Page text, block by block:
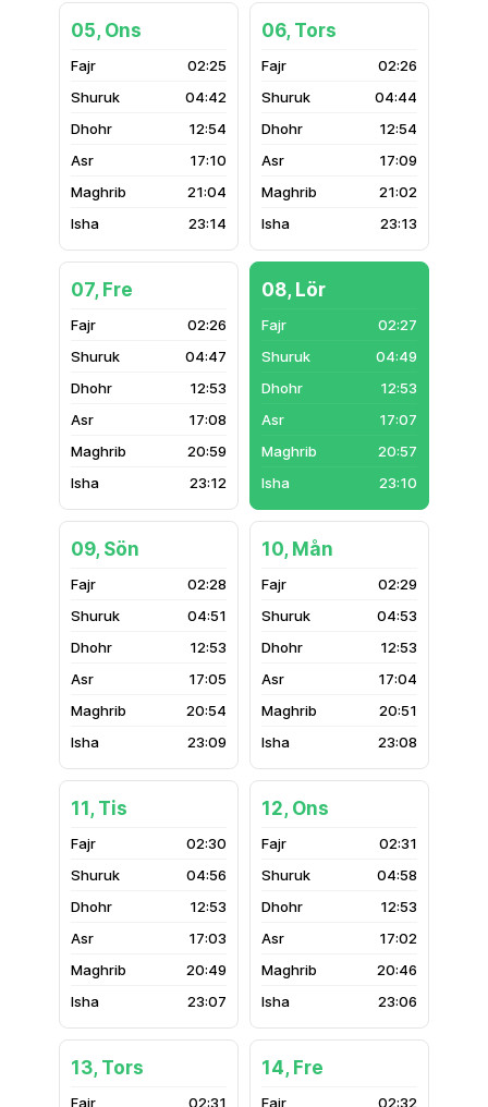
05, Ons
02:25
04:42
12:54
17:10
21:04
23:14
06, Tors
02:26
04:44
12:54
17:09
21:02
23:13
07, Fre
02:26
04:47
12:53
17:08
20:59
23:12
08, Lör
02:27
04:49
12:53
17:07
20:57
23:10
09, Sön
02:28
04:51
12:53
17:05
20:54
23:09
10, Mån
02:29
04:53
12:53
17:04
20:51
23:08
11, Tis
02:30
04:56
12:53
17:03
20:49
23:07
12, Ons
02:31
04:58
12:53
17:02
20:46
23:06
13, Tors
02:31
14, Fre
02:32